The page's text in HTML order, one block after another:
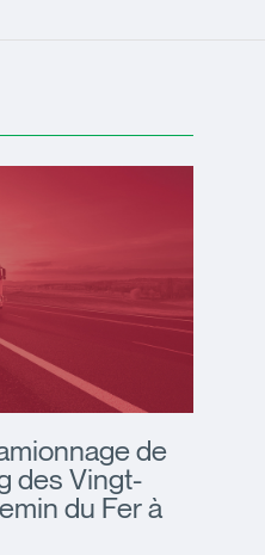
de
des Vingt-
du Fer à